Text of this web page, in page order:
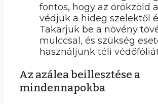
fontos, hogy az örökzöld
védjük a hideg szelektől
Takarjuk be a növény
mulccsal, és szükség
használjunk téli
Az azálea beillesztése a
mindennapokba